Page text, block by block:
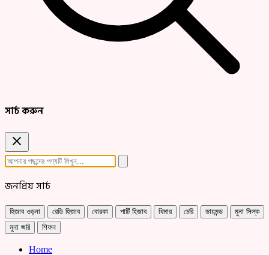
সার্চ করুন
জনপ্রিয় সার্চ
হিজাব ওড়না রেডি হিজাব বোরকা পার্টি হিজাব খিমার চেরি ডায়মন্ড
মুনা সিল্ক
মুনা জরি
শিফন
Home